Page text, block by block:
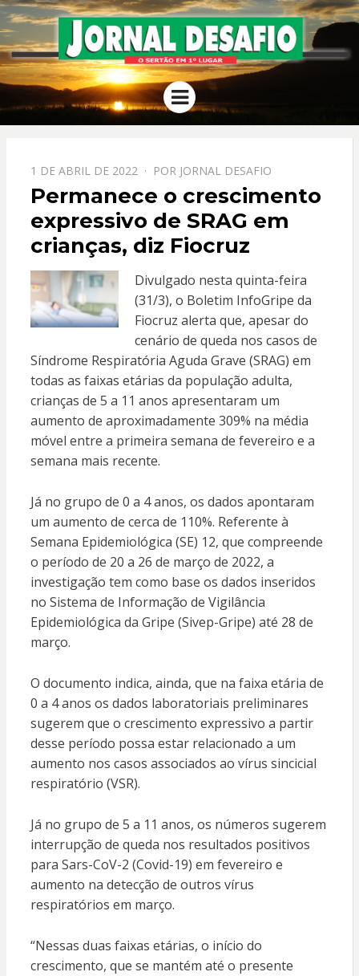
JORNAL
DESAFIO
O Sertão em 1º Lugar
Menu
PPOSTADO
EM
1 DE ABRIL DE 2022 POR JORNAL DESAFIO
Permanece o crescimento
expressivo de SRAG em
crianças, diz Fiocruz
Divulgado nesta quinta-feira
(31/3), o Boletim InfoGripe da
Fiocruz alerta que, apesar do
cenário de queda nos casos de
Síndrome Respiratória Aguda Grave (SRAG) em
todas as faixas etárias da população adulta,
crianças de 5 a 11 anos apresentaram um
aumento de aproximadamente 309% na média
móvel entre a primeira semana de fevereiro e a
semana mais recente.
Já no grupo de 0 a 4 anos, os dados apontaram
um aumento de cerca de 110%. Referente à
Semana Epidemiológica (SE) 12, que compreende
o período de 20 a 26 de março de 2022, a
investigação tem como base os dados inseridos
no Sistema de Informação de Vigilância
Epidemiológica da Gripe (Sivep-Gripe) até 28 de
março.
O documento indica, ainda, que na faixa etária de
0 a 4 anos os dados laboratoriais preliminares
sugerem que o crescimento expressivo a partir
desse período possa estar relacionado a um
aumento nos casos associados ao vírus sincicial
respiratório (VSR).
Já no grupo de 5 a 11 anos, os números sugerem
interrupção de queda nos resultados positivos
para Sars-CoV-2 (Covid-19) em fevereiro e
aumento na detecção de outros vírus
respiratórios em março.
“Nessas duas faixas etárias, o início do
crescimento, que se mantém até o presente